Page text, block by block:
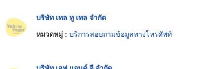
บริษัท เทล ทู เทล จำกัด
หมวดหมู่ : บริการสอบถามข้อมูลทางโทรศัพท์